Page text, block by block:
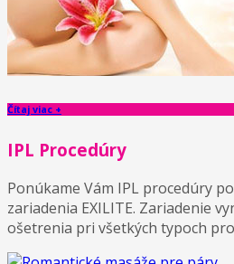
Čítaj viac +
IPL Procedúry
Ponúkame Vám IPL procedúry
zariadenia EXILITE. Zariadenie
ošetrenia pri všetkých typoch